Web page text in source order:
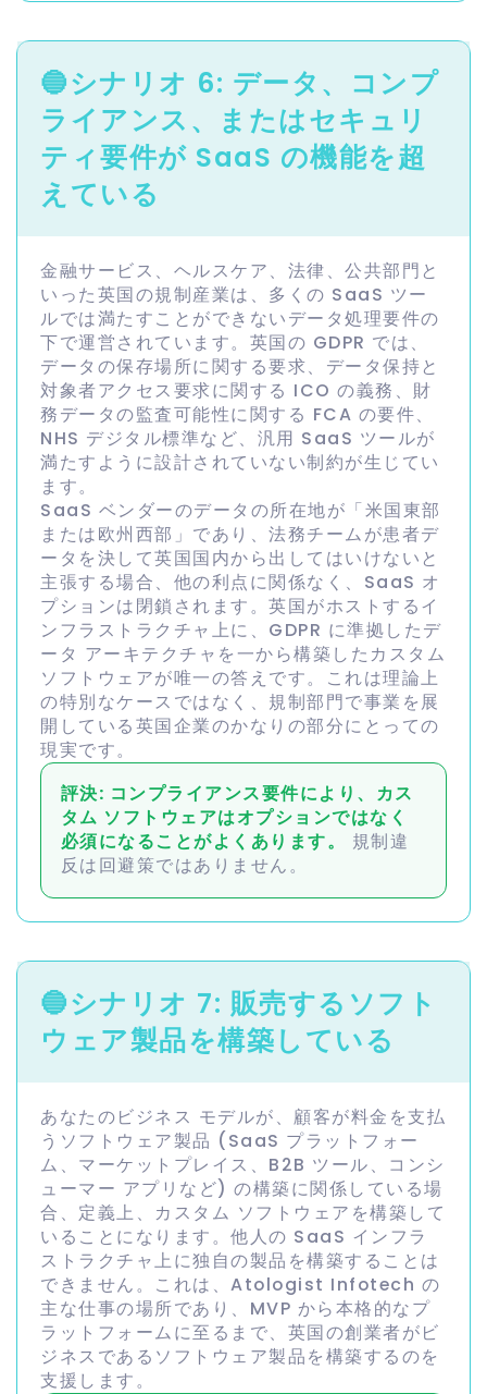
🔵シナリオ 6: データ、コンプ
ライアンス、またはセキュリ
ティ要件が SaaS の機能を超
えている
金融サービス、ヘルスケア、法律、公共部門と
いった英国の規制産業は、多くの SaaS ツー
ルでは満たすことができないデータ処理要件の
下で運営されています。英国の GDPR では、
データの保存場所に関する要求、データ保持と
対象者アクセス要求に関する ICO の義務、財
務データの監査可能性に関する FCA の要件、
NHS デジタル標準など、汎用 SaaS ツールが
満たすように設計されていない制約が生じてい
ます。
SaaS ベンダーのデータの所在地が「米国東部
または欧州西部」であり、法務チームが患者デ
ータを決して英国国内から出してはいけないと
主張する場合、他の利点に関係なく、SaaS オ
プションは閉鎖されます。英国がホストするイ
ンフラストラクチャ上に、GDPR に準拠したデ
ータ アーキテクチャを一から構築したカスタム
ソフトウェアが唯一の答えです。これは理論上
の特別なケースではなく、規制部門で事業を展
開している英国企業のかなりの部分にとっての
現実です。
評決: コンプライアンス要件により、カス
タム ソフトウェアはオプションではなく
必須になることがよくあります。
規制違
反は回避策ではありません。
🔵シナリオ 7: 販売するソフト
ウェア製品を構築している
あなたのビジネス モデルが、顧客が料金を支払
うソフトウェア製品 (SaaS プラットフォー
ム、マーケットプレイス、B2B ツール、コンシ
ューマー アプリなど) の構築に関係している場
合、定義上、カスタム ソフトウェアを構築して
いることになります。他人の SaaS インフラ
ストラクチャ上に独自の製品を構築することは
できません。これは、Atologist Infotech の
主な仕事の場所であり、MVP から本格的なプ
ラットフォームに至るまで、英国の創業者がビ
ジネスであるソフトウェア製品を構築するのを
支援します。